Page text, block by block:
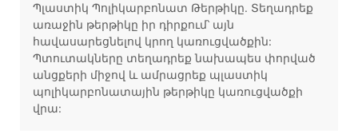
Պլաստիկ Պոլիկարբոնատ Թերթիկը. Տեղադրեք
առաջին թերթիկը իր դիրքում՝ այն
հավասարեցնելով կրող կառուցվածքին:
Պտուտակները տեղադրեք նախապես փորված
անցքերի միջով և ամրացրեք պլաստիկ
պոլիկարբոնատային թերթիկը կառուցվածքի
վրա: